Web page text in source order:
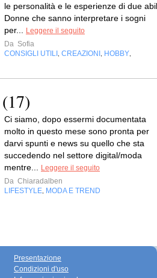
le personalità e le esperienze di due
Donne che sanno interpretare i sogni
per...
Leggere il seguito
Da Sofia
CONSIGLI UTILI
CREAZIONI HOBBY
Ci siamo, dopo essermi documentata
molto in questo mese sono pronta per
darvi spunti e news su quello che sta
succedendo nel settore digital/moda
mentre...
Leggere il seguito
Da Chiaradalben
LIFESTYLE MODA E TREND
Presentazione
Condizioni d'uso